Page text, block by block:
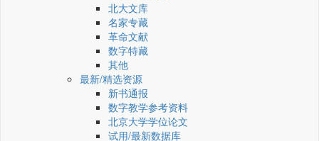
北大文库
名家专藏
革命文献
数字特藏
其他
最新/精选资源
新书通报
数字教学参考资料
北京大学学位论文
试用/最新数据库